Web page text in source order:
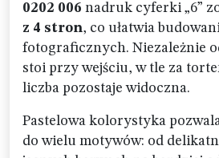
0202 006 nadruk cyferki „6”
z 4 stron, co ułatwia
fotograficznych. Niezależnie
stoi przy wejściu, w tle za
liczba pozostaje widoczna.
Pastelowa kolorystyka
do wielu motywów: od